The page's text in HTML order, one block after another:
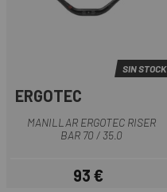
SIN STOCK
ERGOTEC
MANILLAR ERGOTEC RISER
BAR 70 / 35.0
Precio
93 €